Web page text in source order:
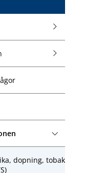
dopning, tobak